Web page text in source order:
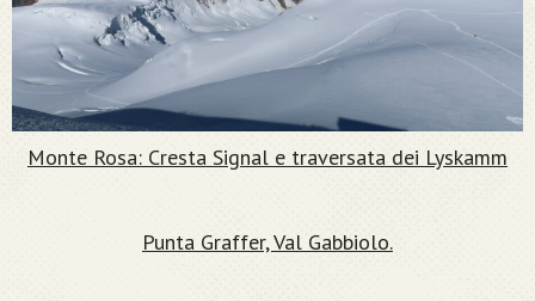
Monte Rosa: Cresta Signal e traversata dei Lyskamm
Punta Graffer, Val Gabbiolo.